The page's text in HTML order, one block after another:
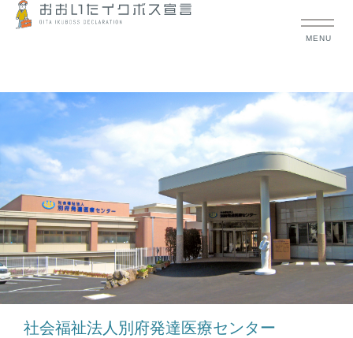
MENU
社会福祉法人別府発達医療センター